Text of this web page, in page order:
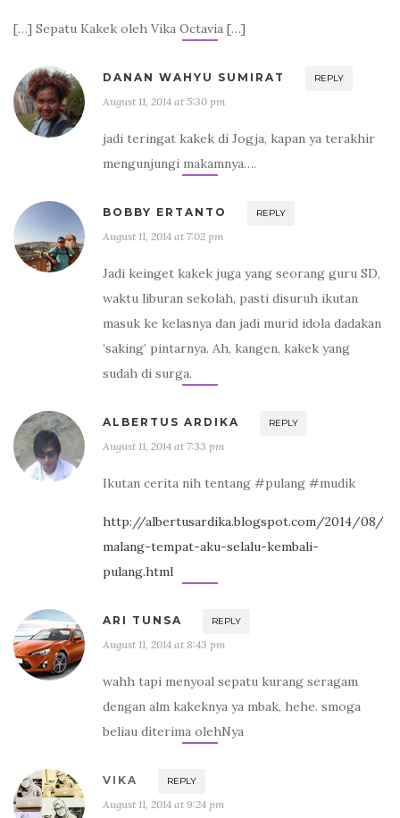
[…] Sepatu Kakek oleh Vika Octavia […]
DANAN WAHYU SUMIRAT REPLY
August 11, 2014 at 5:30 pm
jadi teringat kakek di Jogja, kapan ya terakhir
mengunjungi makamnya….
BOBBY ERTANTO REPLY
August 11, 2014 at 7:02 pm
Jadi keinget kakek juga yang seorang guru SD,
waktu liburan sekolah, pasti disuruh ikutan
masuk ke kelasnya dan jadi murid idola dadakan
‘saking’ pintarnya. Ah, kangen, kakek yang
sudah di surga.
ALBERTUS ARDIKA REPLY
August 11, 2014 at 7:33 pm
Ikutan cerita nih tentang #pulang #mudik
http://albertusardika.blogspot.com/2014/08/
malang-tempat-aku-selalu-kembali-
pulang.html
ARI TUNSA REPLY
August 11, 2014 at 8:43 pm
wahh tapi menyoal sepatu kurang seragam
dengan alm kakeknya ya mbak, hehe. smoga
beliau diterima olehNya
VIKA REPLY
August 11, 2014 at 9:24 pm